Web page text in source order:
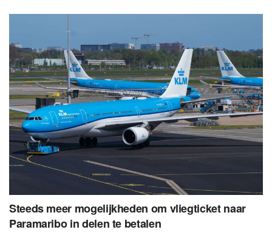
Steeds meer mogelijkheden om vliegticket naar
Paramaribo in delen te betalen